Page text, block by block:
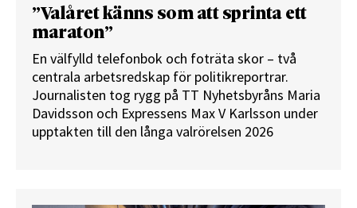
”Valåret känns som att sprinta ett
maraton”
En välfylld telefonbok och foträta skor – två
centrala arbetsredskap för politikreportrar.
Journalisten tog rygg på TT Nyhetsbyråns Maria
Davidsson och Expressens Max V Karlsson under
upptakten till den långa valrörelsen 2026